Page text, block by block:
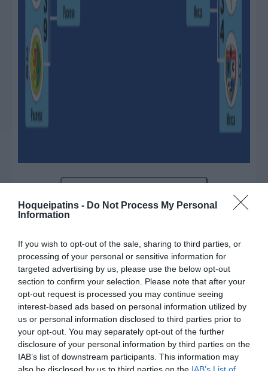
Hoqueipatins - Do Not Process My Personal
Information
If you wish to opt-out of the sale, sharing to third parties, or
processing of your personal or sensitive information for
targeted advertising by us, please use the below opt-out
section to confirm your selection. Please note that after your
opt-out request is processed you may continue seeing
interest-based ads based on personal information utilized by
us or personal information disclosed to third parties prior to
your opt-out. You may separately opt-out of the further
disclosure of your personal information by third parties on the
IAB’s list of downstream participants. This information may
WSE
CHAMPIO
NS
LEAGUE
MEN
WSE
TROPHY
WSE
CHAMPIO
NS
LEAGUE
WOMEN
WSE CUP
WOMEN
DESTAQUES DA SEMANA